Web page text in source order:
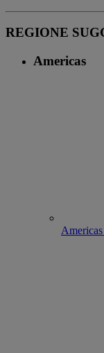
REGIONE
Americas